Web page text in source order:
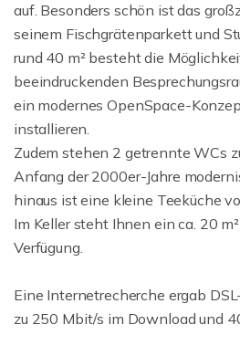
auf. Besonders schön ist das
seinem Fischgrätenparkett und
rund 40 m² besteht die
beeindruckenden
ein modernes OpenSpace-
installieren.
Zudem stehen 2 getrennte WCs
Anfang der 2000er-Jahre
hinaus ist eine kleine Teeküche
Im Keller steht Ihnen ein ca. 20
Verfügung.
Eine Internetrecherche ergab
zu 250 Mbit/s im Download und